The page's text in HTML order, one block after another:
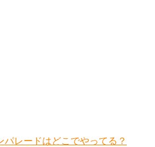
パレードはどこでやってる？